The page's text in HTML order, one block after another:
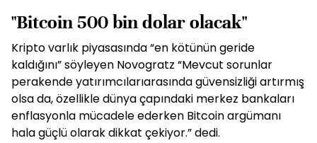
"Bitcoin 500 bin dolar olacak"
Kripto varlık piyasasında “en kötünün geride
kaldığını” söyleyen Novogratz “Mevcut sorunlar
perakende yatırımcılarıarasında güvensizliği artırmış
olsa da, özellikle dünya çapındaki merkez bankaları
enflasyonla mücadele ederken Bitcoin argümanı
hala güçlü olarak dikkat çekiyor.” dedi.